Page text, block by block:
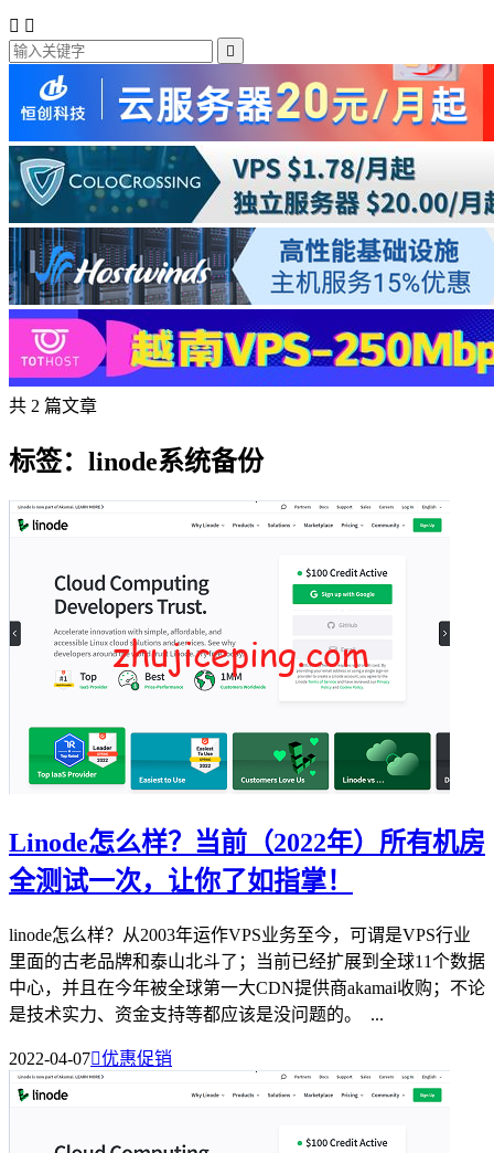
 

共 2 篇文章
标签：linode系统备份
Linode怎么样？当前（2022年）所有机房
全测试一次，让你了如指掌！
linode怎么样？从2003年运作VPS业务至今，可谓是VPS行业
里面的古老品牌和泰山北斗了；当前已经扩展到全球11个数据
中心，并且在今年被全球第一大CDN提供商akamai收购；不论
是技术实力、资金支持等都应该是没问题的。 ...
2022-04-07优惠促销